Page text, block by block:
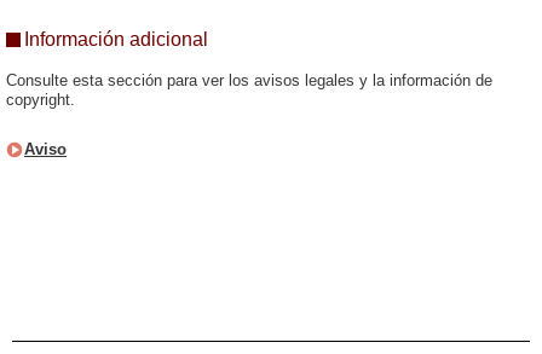
Información adicional
Consulte esta sección para ver los avisos legales y la información de
copyright.
Aviso